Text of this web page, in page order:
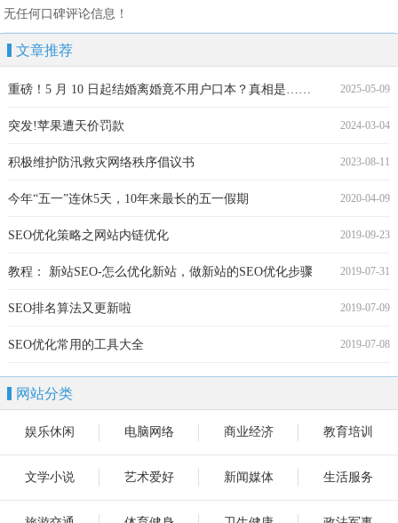
无任何口碑评论信息！
文章推荐
2025-05-09
重磅！5 月 10 日起结婚离婚竟不用户口本？真相是……
2024-03-04
突发!苹果遭天价罚款
2023-08-11
积极维护防汛救灾网络秩序倡议书
2020-04-09
今年“五一”连休5天，10年来最长的五一假期
2019-09-23
SEO优化策略之网站内链优化
2019-07-31
教程： 新站SEO-怎么优化新站，做新站的SEO优化步骤
2019-07-09
SEO排名算法又更新啦
2019-07-08
SEO优化常用的工具大全
网站分类
娱乐休闲 电脑网络 商业经济 教育培训
文学小说 艺术爱好 新闻媒体 生活服务